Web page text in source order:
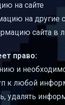
на сайте
на другие
сайта в
право:
и
к любой
удалять